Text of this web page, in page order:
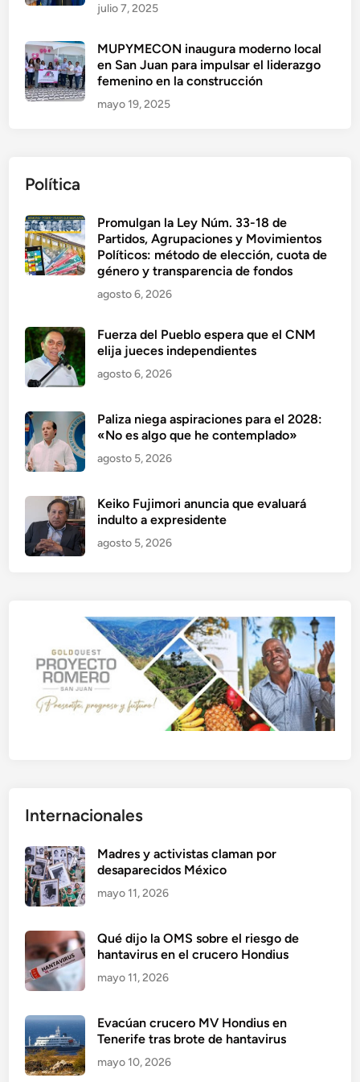
julio 7, 2025
MUPYMECON inaugura moderno local
en San Juan para impulsar el liderazgo
femenino en la construcción
mayo 19, 2025
Política
Promulgan la Ley Núm. 33-18 de
Partidos, Agrupaciones y Movimientos
Políticos: método de elección, cuota de
género y transparencia de fondos
agosto 6, 2026
Fuerza del Pueblo espera que el CNM
elija jueces independientes
agosto 6, 2026
Paliza niega aspiraciones para el 2028:
«No es algo que he contemplado»
agosto 5, 2026
Keiko Fujimori anuncia que evaluará
indulto a expresidente
agosto 5, 2026
Internacionales
Madres y activistas claman por
desaparecidos México
mayo 11, 2026
Qué dijo la OMS sobre el riesgo de
hantavirus en el crucero Hondius
mayo 11, 2026
Evacúan crucero MV Hondius en
Tenerife tras brote de hantavirus
mayo 10, 2026